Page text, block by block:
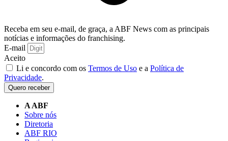
Receba em seu e-mail, de graça, a ABF News com as principais
notícias e informações do franchising.
E-mail
Aceito
Li e concordo com os Termos de Uso e a Política de
Privacidade.
Quero receber
A ABF
Sobre nós
Diretoria
ABF RIO